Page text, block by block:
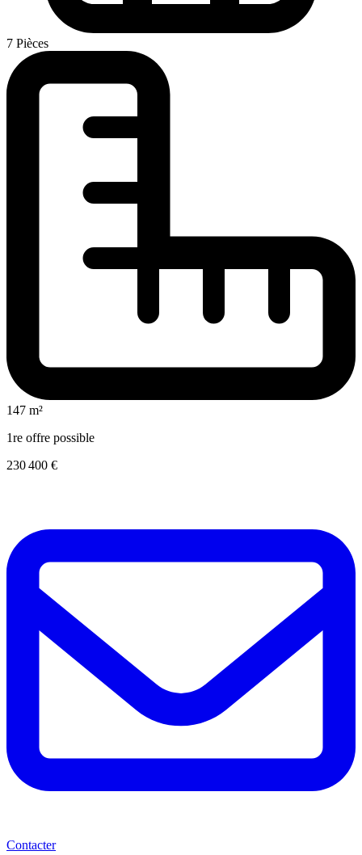
7 Pièces
147 m²
1re offre possible
230 400 €
Contacter